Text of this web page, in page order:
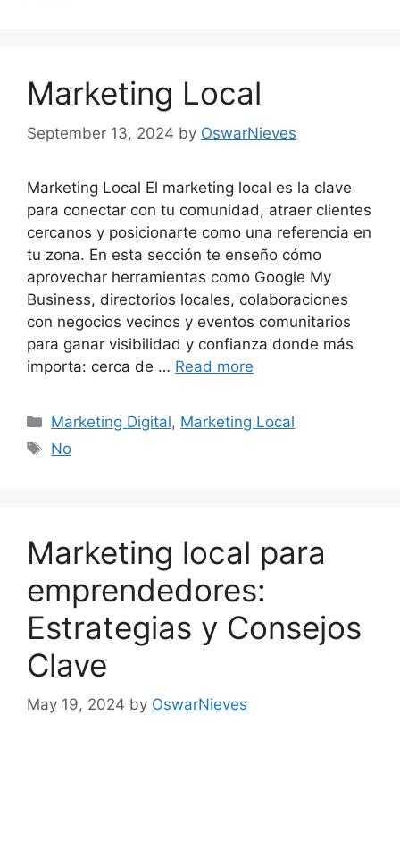
Marketing Local
September 13, 2024 by OswarNieves
Marketing Local El marketing local es la clave
para conectar con tu comunidad, atraer clientes
cercanos y posicionarte como una referencia en
tu zona. En esta sección te enseño cómo
aprovechar herramientas como Google My
Business, directorios locales, colaboraciones
con negocios vecinos y eventos comunitarios
para ganar visibilidad y confianza donde más
importa: cerca de … Read more
Categories
Marketing Digital, Marketing Local
Tags
No
Marketing local para
emprendedores:
Estrategias y Consejos
Clave
May 19, 2024 by OswarNieves